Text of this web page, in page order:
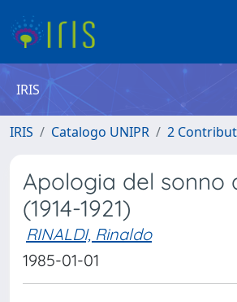
IRIS
IRIS Catalogo UNIPR 2
Apologia del sonno
(1914-1921)
RINALDI, Rinaldo
1985-01-01